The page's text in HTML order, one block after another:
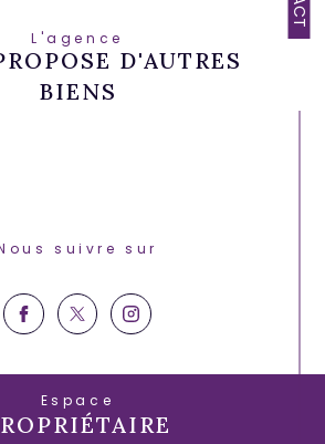
L'agence
D'AUTRES
BIENS
Nous suivre sur
Espace